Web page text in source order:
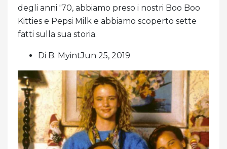
degli anni '70, abbiamo preso i nostri Boo Boo
Kitties e Pepsi Milk e abbiamo scoperto sette
fatti sulla sua storia.
Di B. MyintJun 25, 2019